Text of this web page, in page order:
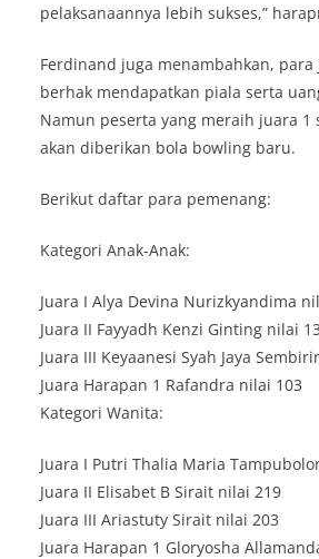
pelaksanaannya lebih sukses,”
Ferdinand juga menambahkan,
berhak mendapatkan piala serta
Namun peserta yang meraih juara 1
akan diberikan bola bowling baru.
Berikut daftar para pemenang:
Kategori Anak-Anak:
Juara I Alya Devina Nurizkyandima
Juara II Fayyadh Kenzi Ginting nilai
Juara III Keyaanesi Syah Jaya
Juara Harapan 1 Rafandra nilai 103
Kategori Wanita:
Juara I Putri Thalia Maria
Juara II Elisabet B Sirait nilai 219
Juara III Ariastuty Sirait nilai 203
Juara Harapan 1 Gloryosha